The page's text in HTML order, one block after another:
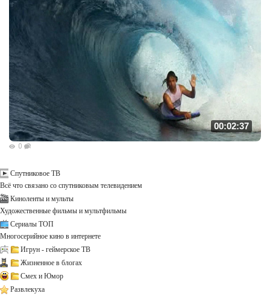
00:02:37
0
Спутниковое ТВ
Всё что связано со спутниковым телевидением
Киноленты и мульты
Художественные фильмы и мультфильмы
Сериалы ТОП
Многосерийное кино в интернете
Игрун - геймерское ТВ
Жизненное в блогах
Смех и Юмор
Развлекуха